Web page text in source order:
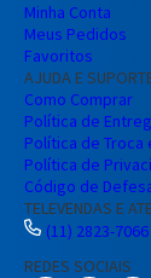
Minha Conta
Meus Pedidos
Favoritos
AJUDA E
Como Comprar
Política de
Política de Troca
Política de
Código de
TELEVENDAS E
(11) 2823-7066
REDES SOCIAIS